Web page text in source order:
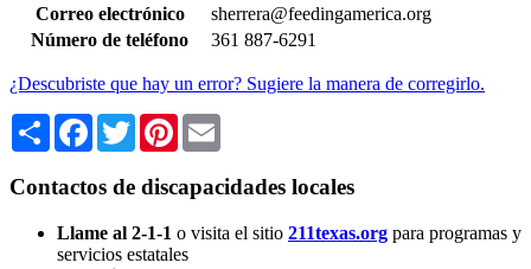
Correo electrónico
sherrera@feedingamerica.org
Número de teléfono
361 887-6291
¿Descubriste que hay un error? Sugiere la manera de corregirlo.
Share Facebook
TwitterPinterest
Contactos de discapacidades locales
Llame al 2-1-1 o visita el sitio 211texas.org para programas y
servicios estatales